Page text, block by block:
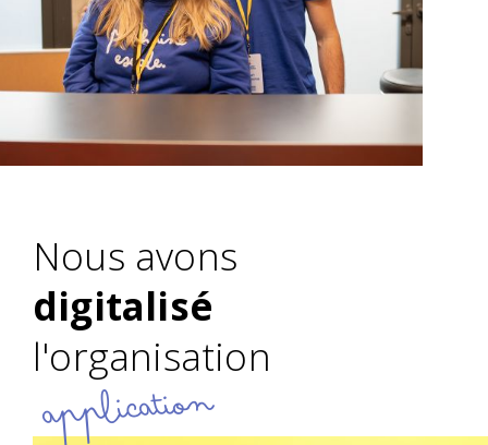
Nous avons
digitalisé
l'organisation
application